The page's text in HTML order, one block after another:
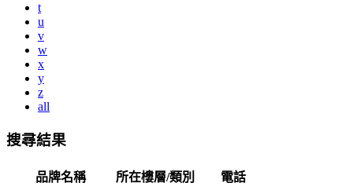
t
u
v
w
x
y
z
all
搜尋結果
品牌名稱 所在樓層/類別
電話